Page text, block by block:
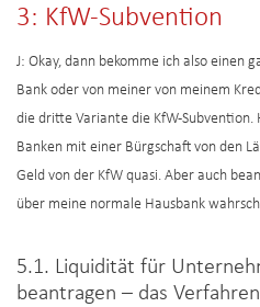
3: KfW-Subvention
J: Okay, dann bekomme ich also einen
Bank oder von meiner von meinem
die dritte Variante die KfW-
Banken mit einer Bürgschaft von den
Geld von der KfW quasi. Aber auch
über meine normale Hausbank
5.1. Liquidität für
beantragen – das Verfahren